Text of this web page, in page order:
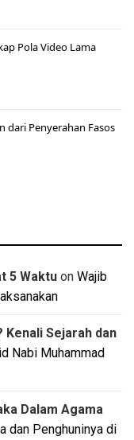
Pola Video Lama
dari Penyerahan Fasos
5 Waktu on Wajib
Kenali Sejarah dan
Nabi Muhammad
Dalam Agama
dan Penghuninya di